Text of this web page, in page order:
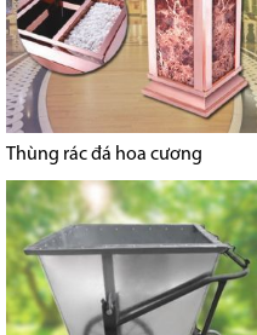
Thùng rác đá hoa cương